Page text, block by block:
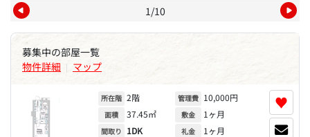
1/10
募集中の部屋一覧
物件詳細 | マップ
所在階 2階
面積 37.45㎡
間取り 1DK
管理費 10,000円
敷金 1ヶ月
礼金 1ヶ月
♥